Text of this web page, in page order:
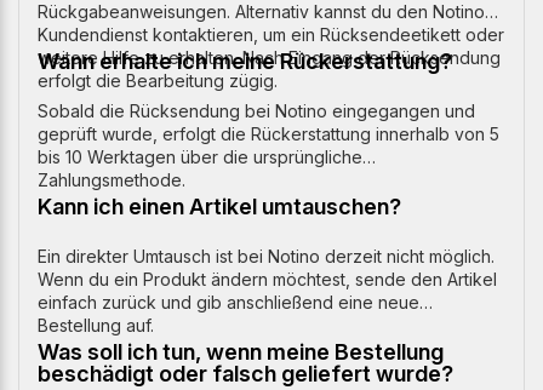
Rückgabeanweisungen. Alternativ kannst du den Notino-
Kundendienst kontaktieren, um ein Rücksendeetikett oder
weitere Hilfe zu erhalten. Nach Eingang der Rücksendung
erfolgt die Bearbeitung zügig.
Wann erhalte ich meine Rückerstattung?
Sobald die Rücksendung bei Notino eingegangen und
geprüft wurde, erfolgt die Rückerstattung innerhalb von 5
bis 10 Werktagen über die ursprüngliche
Zahlungsmethode.
Kann ich einen Artikel umtauschen?
Ein direkter Umtausch ist bei Notino derzeit nicht möglich.
Wenn du ein Produkt ändern möchtest, sende den Artikel
einfach zurück und gib anschließend eine neue
Bestellung auf.
Was soll ich tun, wenn meine Bestellung
beschädigt oder falsch geliefert wurde?